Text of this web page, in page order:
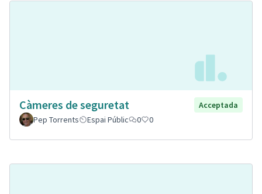
Càmeres de seguretat
Acceptada
Pep Torrents
Espai Públic 0 0